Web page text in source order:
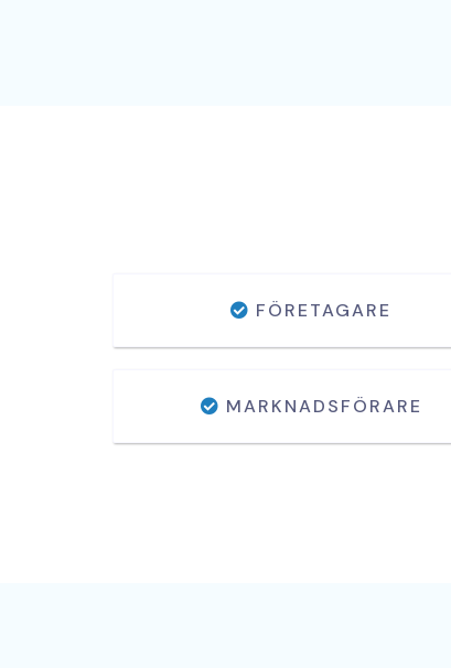
FÖRETAGARE
MARKNADSFÖRARE